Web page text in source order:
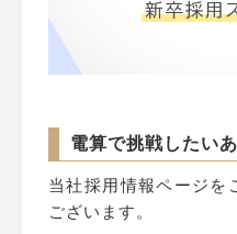
電算で挑戦したい
当社採用情報ページを
ございます。